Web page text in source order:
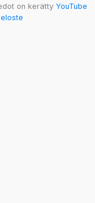
on kerätty YouTube